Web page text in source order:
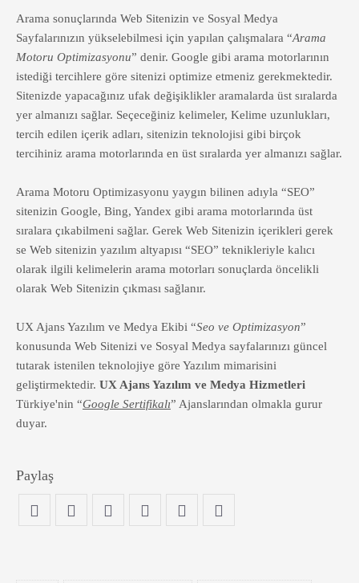
Arama sonuçlarında Web Sitenizin ve Sosyal Medya
Sayfalarınızın yükselebilmesi için yapılan çalışmalara “Arama
Motoru Optimizasyonu” denir. Google gibi arama motorlarının
istediği tercihlere göre sitenizi optimize etmeniz gerekmektedir.
Sitenizde yapacağınız ufak değişiklikler aramalarda üst sıralarda
yer almanızı sağlar. Seçeceğiniz kelimeler, Kelime uzunlukları,
tercih edilen içerik adları, sitenizin teknolojisi gibi birçok
tercihiniz arama motorlarında en üst sıralarda yer almanızı sağlar.
Arama Motoru Optimizasyonu yaygın bilinen adıyla “SEO”
sitenizin Google, Bing, Yandex gibi arama motorlarında üst
sıralara çıkabilmeni sağlar. Gerek Web Sitenizin içerikleri gerek
se Web sitenizin yazılım altyapısı “SEO” teknikleriyle kalıcı
olarak ilgili kelimelerin arama motorları sonuçlarda öncelikli
olarak Web Sitenizin çıkması sağlanır.
UX Ajans Yazılım ve Medya Ekibi “Seo ve Optimizasyon”
konusunda Web Sitenizi ve Sosyal Medya sayfalarınızı güncel
tutarak istenilen teknolojiye göre Yazılım mimarisini
geliştirmektedir. UX Ajans Yazılım ve Medya Hizmetleri
Türkiye'nin “Google Sertifikalı” Ajanslarından olmakla gurur
duyar.
Paylaş